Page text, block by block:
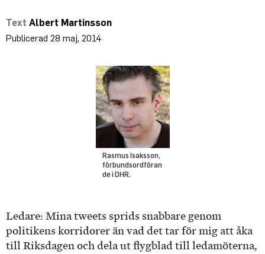
Albert Martinsson
28 maj, 2014
Rasmus Isaksson,
förbundsordföran
de i DHR.
Ledare: Mina tweets sprids snabbare genom
politikens korridorer än vad det tar för mig att åka
till Riksdagen och dela ut flygblad till ledamöterna,